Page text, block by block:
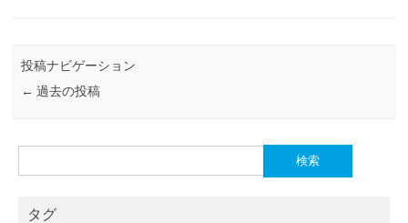
投稿ナビゲーション
← 過去の投稿
索:
タグ